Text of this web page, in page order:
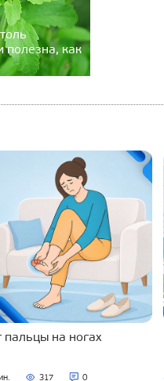
полезна, как
пальцы на ногах
317 0